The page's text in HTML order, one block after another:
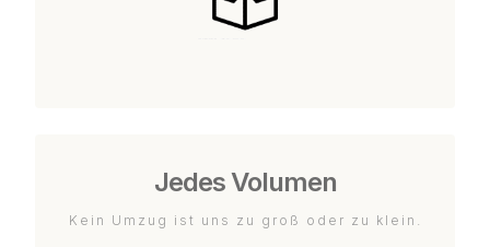
Jedes Volumen
Kein Umzug ist uns zu groß oder zu klein.